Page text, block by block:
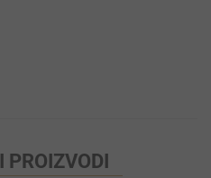
PROIZVODI